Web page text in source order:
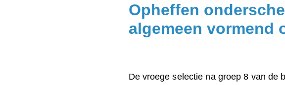
Opheffen
algemeen vormend
De vroege selectie na groep 8 van de